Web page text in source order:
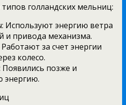
голландских мельниц:
энергию ветра
и привода механизма.
за счет энергии
колесо.
позже и
энергию.